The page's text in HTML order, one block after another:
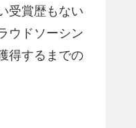
受賞歴もない
ウドソーシン
得するまでの